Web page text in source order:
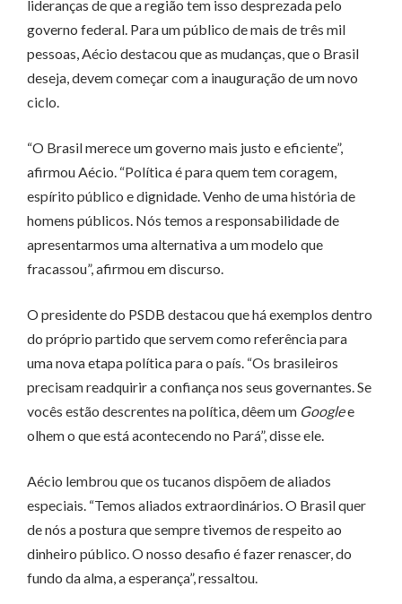
lideranças de que a região tem isso desprezada pelo
governo federal. Para um público de mais de três mil
pessoas, Aécio destacou que as mudanças, que o Brasil
deseja, devem começar com a inauguração de um novo
ciclo.
“O Brasil merece um governo mais justo e eficiente”,
afirmou Aécio. “Política é para quem tem coragem,
espírito público e dignidade. Venho de uma história de
homens públicos. Nós temos a responsabilidade de
apresentarmos uma alternativa a um modelo que
fracassou”, afirmou em discurso.
O presidente do PSDB destacou que há exemplos dentro
do próprio partido que servem como referência para
uma nova etapa política para o país. “Os brasileiros
precisam readquirir a confiança nos seus governantes. Se
vocês estão descrentes na política, dêem um Googlee
olhem o que está acontecendo no Pará”, disse ele.
Aécio lembrou que os tucanos dispõem de aliados
especiais. “Temos aliados extraordinários. O Brasil quer
de nós a postura que sempre tivemos de respeito ao
dinheiro público. O nosso desafio é fazer renascer, do
fundo da alma, a esperança”, ressaltou.